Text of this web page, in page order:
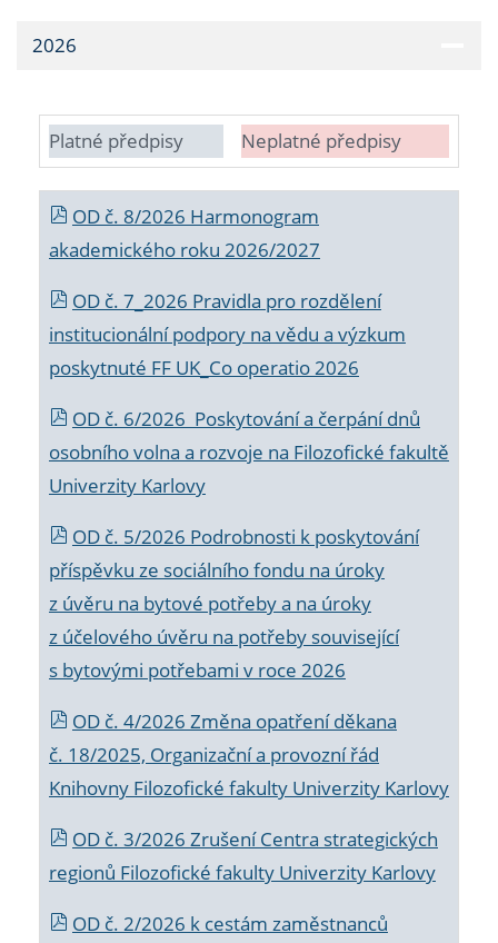
2026
Platné předpisy Neplatné předpisy
OD č. 8/2026 Harmonogram
akademického roku 2026/2027
OD č. 7_2026 Pravidla pro rozdělení
institucionální podpory na vědu a výzkum
poskytnuté FF UK_Co operatio 2026
OD č. 6/2026 Poskytování a čerpání dnů
osobního volna a rozvoje na Filozofické fakultě
Univerzity Karlovy
OD č. 5/2026 Podrobnosti k poskytování
příspěvku ze sociálního fondu na úroky
z úvěru na bytové potřeby a na úroky
z účelového úvěru na potřeby související
s bytovými potřebami v roce 2026
OD č. 4/2026 Změna opatření děkana
č. 18/2025, Organizační a provozní řád
Knihovny Filozofické fakulty Univerzity Karlovy
OD č. 3/2026 Zrušení Centra strategických
regionů Filozofické fakulty Univerzity Karlovy
OD č. 2/2026 k cestám zaměstnanců